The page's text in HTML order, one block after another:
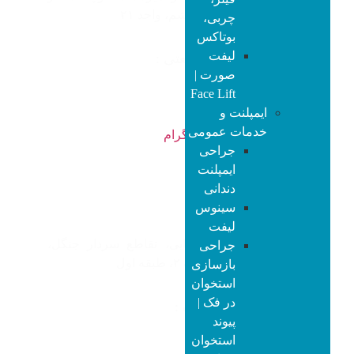
چربی،
بوتاکس
لیفت
صورت |
Face Lift
ایمپلنت و
خدمات عمومی
جراحی
ایمپلنت
دندانی
سینوس
لیفت
جراحی
بازسازی
استخوان
در فک |
پیوند
استخوان
شماره تماس شریعتی :
۰۲۱۲۶۷۱۰۸۶۳
واتس‌اپ اینستاگرام
آدرس مطب پونک :
تهران، پونک، میرزابابایی، تقاطع سردار جنگل،
نبش بهشت سوم، پلاک ۲، طبقه اول
شماره تماس پونک :
۰۲۱۴۶۰۴۷۷۵۴